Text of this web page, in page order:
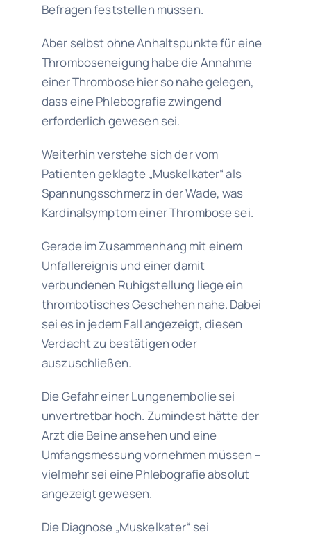
Befragen feststellen müssen.
Aber selbst ohne Anhaltspunkte für eine
Thromboseneigung habe die Annahme
einer Thrombose hier so nahe gelegen,
dass eine Phlebografie zwingend
erforderlich gewesen sei.
Weiterhin verstehe sich der vom
Patienten geklagte „Muskelkater“ als
Spannungsschmerz in der Wade, was
Kardinalsymptom einer Thrombose sei.
Gerade im Zusammenhang mit einem
Unfallereignis und einer damit
verbundenen Ruhigstellung liege ein
thrombotisches Geschehen nahe. Dabei
sei es in jedem Fall angezeigt, diesen
Verdacht zu bestätigen oder
auszuschließen.
Die Gefahr einer Lungenembolie sei
unvertretbar hoch. Zumindest hätte der
Arzt die Beine ansehen und eine
Umfangsmessung vornehmen müssen –
vielmehr sei eine Phlebografie absolut
angezeigt gewesen.
Die Diagnose „Muskelkater“ sei